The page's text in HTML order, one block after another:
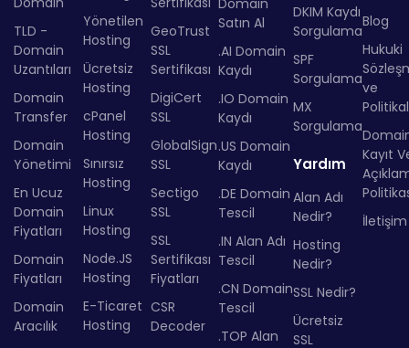
TLD -
Domain
Uzantıları
Domain
Transfer
Domain
Yönetimi
En Ucuz
Domain
Fiyatları
Domain
Fiyatları
Domain
Aracılık
Yönetilen
Hosting
Ücretsiz
Hosting
cPanel
Hosting
Sınırsız
Hosting
Linux
Hosting
Node.JS
Hosting
E-Ticaret
Hosting
GeoTrust
SSL
Sertifikası
DigiCert
SSL
GlobalSign
SSL
Sectigo
SSL
SSL
Sertifikası
Fiyatları
CSR
Decoder
Domain
Satın Al
.AI Domain
Kaydı
.IO Domain
Kaydı
.US Domain
Kaydı
.DE Domain
Tescil
.IN Alan Adı
Tescil
.CN Domain
Tescil
.TOP Alan
DKIM Kaydı
Sorgulama
SPF
Sorgulama
MX
Sorgulama
Yardım
Alan Adı
Nedir?
Hosting
Nedir?
SSL Nedir?
Ücretsiz
SSL
Blog
Hukuki
ve
Kayıt
İletişim